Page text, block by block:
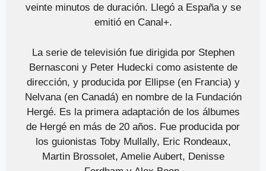
veinte minutos de duración. Llegó a España y se
emitió en Canal+.
La serie de televisión fue dirigida por Stephen
Bernasconi y Peter Hudecki como asistente de
dirección, y producida por Ellipse (en Francia) y
Nelvana (en Canadá) en nombre de la Fundación
Hergé. Es la primera adaptación de los álbumes
de Hergé en más de 20 años. Fue producida por
los guionistas Toby Mullally, Eric Rondeaux,
Martin Brossolet, Amelie Aubert, Denisse